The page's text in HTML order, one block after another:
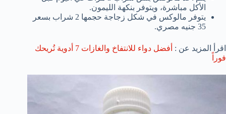
الأكل مباشرة، ويتوفر بنكهة الليمون.
يتوفر مالوكس في شكل زجاجة حجمها 2 شراب بسعر
35 جنيه مصري.
اقرأ المزيد عن :
أفضل دواء للانتفاخ والغازات 7 أدوية تُريحك
فوراً